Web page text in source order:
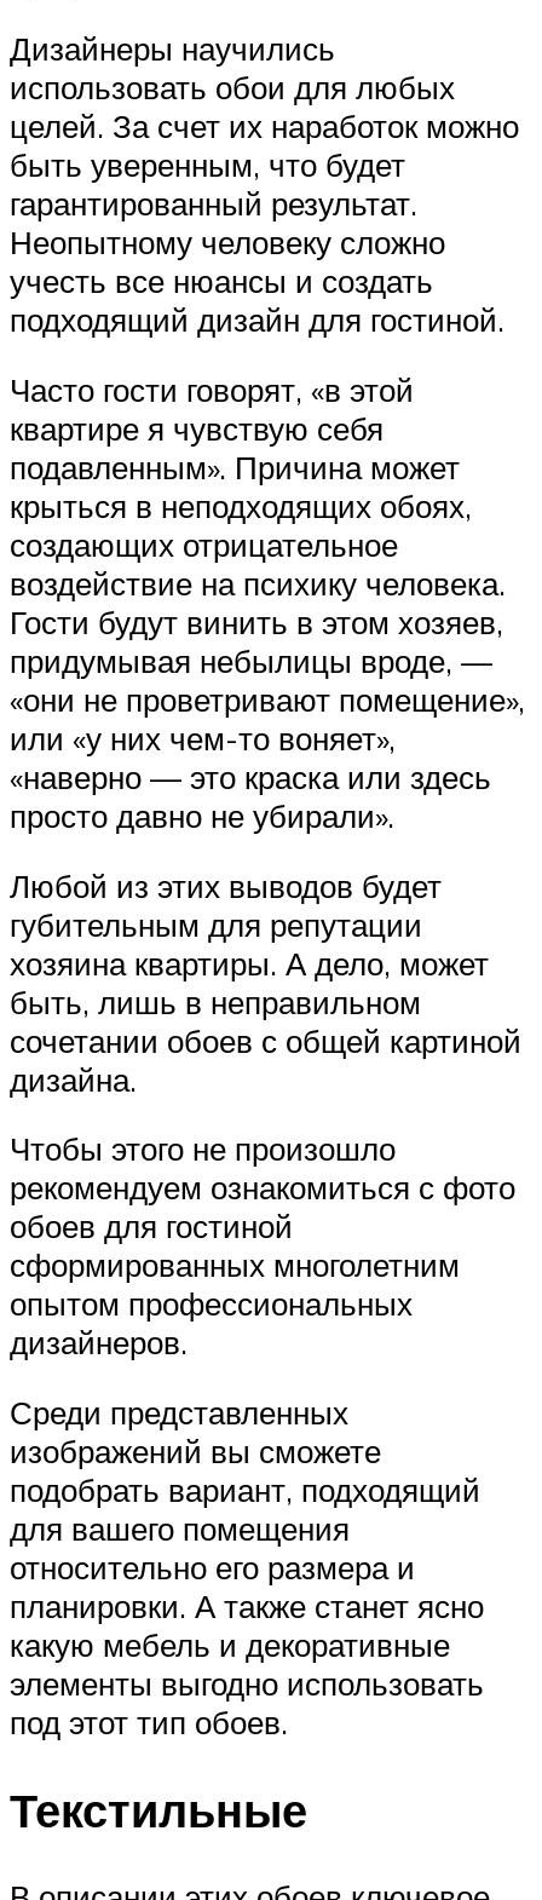
Дизайнеры научились
использовать обои для любых
целей. За счет их наработок можно
быть уверенным, что будет
гарантированный результат.
Неопытному человеку сложно
учесть все нюансы и создать
подходящий дизайн для гостиной.
Часто гости говорят, «в этой
квартире я чувствую себя
подавленным». Причина может
крыться в неподходящих обоях,
создающих отрицательное
воздействие на психику человека.
Гости будут винить в этом хозяев,
придумывая небылицы вроде, —
«они не проветривают помещение»,
или «у них чем-то воняет»,
«наверно — это краска или здесь
просто давно не убирали».
Любой из этих выводов будет
губительным для репутации
хозяина квартиры. А дело, может
быть, лишь в неправильном
сочетании обоев с общей картиной
дизайна.
Чтобы этого не произошло
рекомендуем ознакомиться с фото
обоев для гостиной
сформированных многолетним
опытом профессиональных
дизайнеров.
Среди представленных
изображений вы сможете
подобрать вариант, подходящий
для вашего помещения
относительно его размера и
планировки. А также станет ясно
какую мебель и декоративные
элементы выгодно использовать
под этот тип обоев.
Текстильные